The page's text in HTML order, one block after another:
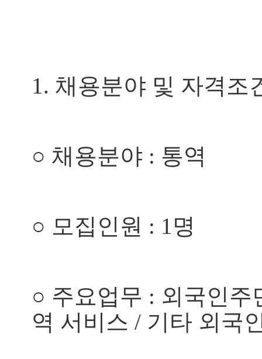
1. 채용분야 및 자격조
○ 채용분야 : 통역
○ 모집인원 : 1명
○ 주요업무 : 외국인주
역 서비스 / 기타 외국